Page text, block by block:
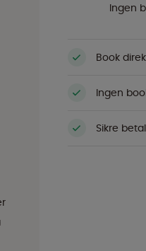
Ingen
Book
Ingen
Sikre